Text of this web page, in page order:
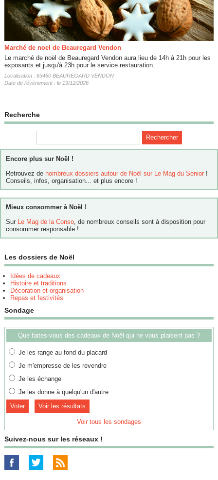
Marché de noel de Beauregard Vendon
Le marché de noël de Beauregard Vendon aura lieu de 14h à 21h pour les
exposants et jusqu'à 23h pour le service restauration.
Localisation : 63460 BEAUREGARD VENDON
Date de l'évènement : le 19/12/2026
Recherche
Encore plus sur Noël !
Retrouvez de nombreux dossiers autour de Noël sur Le Mag du Senior !
Conseils, infos, organisation... et plus encore !
Mieux consommer à Noël !
Sur Le Mag de la Conso, de nombreux conseils sont à disposition pour
consommer responsable !
Les dossiers de Noël
Idées de cadeaux
Histoire et traditions
Décoration et organisation
Repas et festivités
Sondage
Que faites-vous des cadeaux de Noël qui ne vous plaisent pas ?
Je les range au fond du placard
Je m'empresse de les revendre
Je les échange
Je les donne à quelqu'un d'autre
Voir les résultats
Voir tous les sondages
Suivez-nous sur les réseaux !